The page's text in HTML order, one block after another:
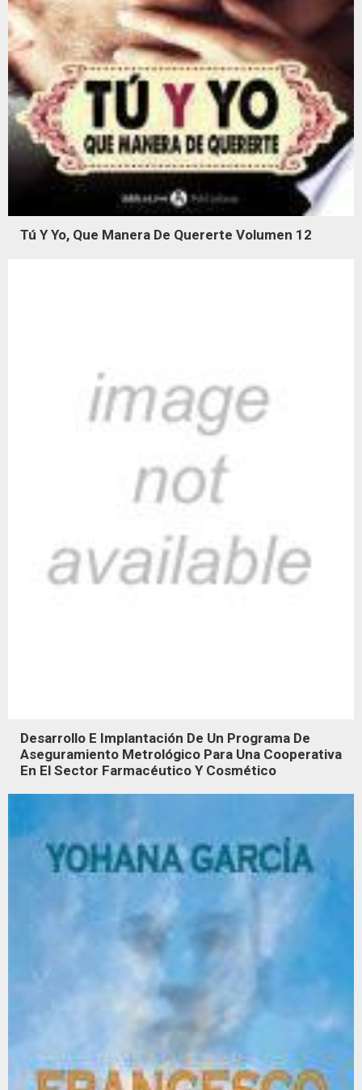
Tú Y Yo, Que Manera De Quererte Volumen 12
Desarrollo E Implantación De Un Programa De
Aseguramiento Metrológico Para Una Cooperativa
En El Sector Farmacéutico Y Cosmético